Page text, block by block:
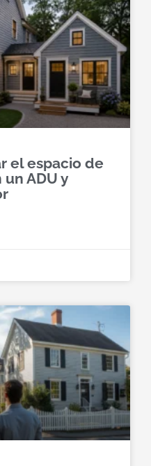
el espacio de
ADU y